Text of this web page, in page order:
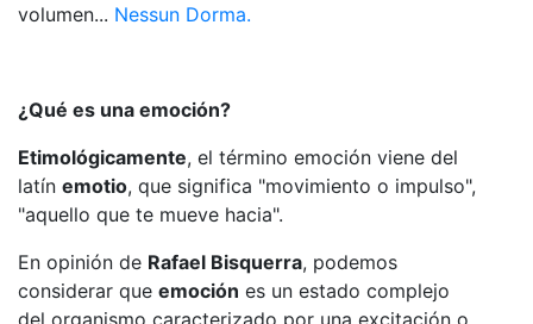
volumen... Nessun Dorma.
¿Qué es una emoción?
Etimológicamente, el término emoción viene del
latín emotio, que significa "movimiento o impulso",
"aquello que te mueve hacia".
En opinión de Rafael Bisquerra, podemos
considerar que emoción es un estado complejo
del organismo caracterizado por una excitación o